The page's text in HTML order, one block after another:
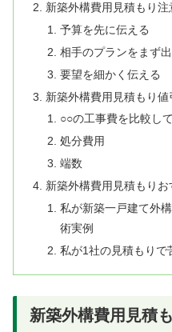
新築外構費用見積もり注
予算を先に伝える
相手のプランをまず
要望を細かく伝える
新築外構費用見積もり値
○○の工事費を比較し
処分費用
端数
新築外構費用見積もりお
私が新築一戸建て外
術実例
私が1社の見積もりで
新築外構費用見積